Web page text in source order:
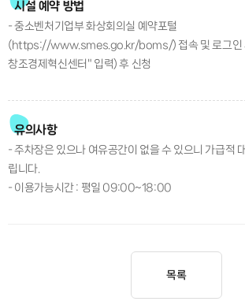
시설 예약 방법
- 중소벤처기업부 화상회의실 예약포털
(https://www.smes.go.kr/boms/) 접속 및 로그인
창조경제혁신센터" 입력) 후 신청
유의사항
- 주차장은 있으나 여유공간이 없을 수 있으니 가급적
립니다.
- 이용가능시간 : 평일 09:00~18:00
목록